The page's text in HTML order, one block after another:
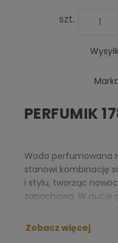
szt.
PERFUMIK
Woda perfumowana
stanowi kombinację
i stylu, tworząc
zapachową. W nucie
kumkwat i inne
serce skrywa
Zobacz więcej